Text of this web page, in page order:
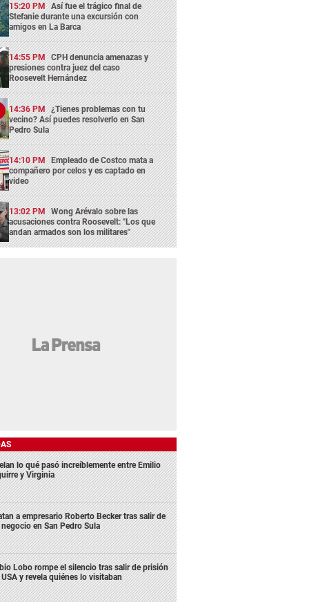
15:20 PM Así fue el trágico final de
Stefanie durante una excursión con
amigos en La Barca
14:55 PM CPH denuncia amenazas y
presiones contra juez del caso
Roosevelt Hernández
14:36 PM ¿Tienes problemas con tu
vecino? Así puedes resolverlo en San
Pedro Sula
14:10 PM Empleado de Costco mata a
compañero por celos y es captado en
video
13:02 PM Wong Arévalo sobre las
acusaciones contra Roosevelt: "Los que
andan armados son los militares"
lo qué pasó increíblemente entre Emilio
y Virginia
a empresario Roberto Becker tras salir de
en San Pedro Sula
Lobo rompe el silencio tras salir de prisión
USA y revela quiénes lo visitaban